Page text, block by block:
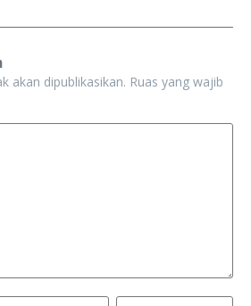
akan dipublikasikan. Ruas yang wajib